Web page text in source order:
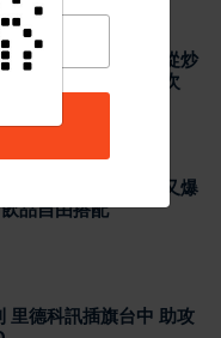
關埔人氣泰式料理 從炒
現點現做南洋風味層次
港人氣炸雞外酥內嫩又爆
品自由搭配
里德科訊插旗台中 助攻